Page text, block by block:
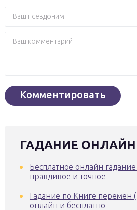
ГАДАНИЕ ОНЛАЙН
Бесплатное онлайн
правдивое и точное
Гадание по Книге
онлайн и бесплатно